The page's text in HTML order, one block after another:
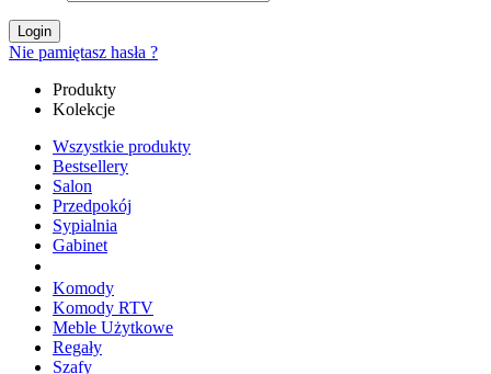
Login
Nie pamiętasz hasła ?
Produkty
Kolekcje
Wszystkie produkty
Bestsellery
Salon
Przedpokój
Sypialnia
Gabinet
Komody
Komody RTV
Meble Użytkowe
Regały
Szafy